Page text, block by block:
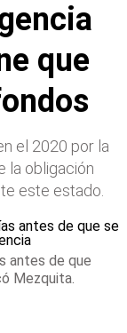
que
el 2020 por la
la obligación
este estado.
antes de que
Mezquita.